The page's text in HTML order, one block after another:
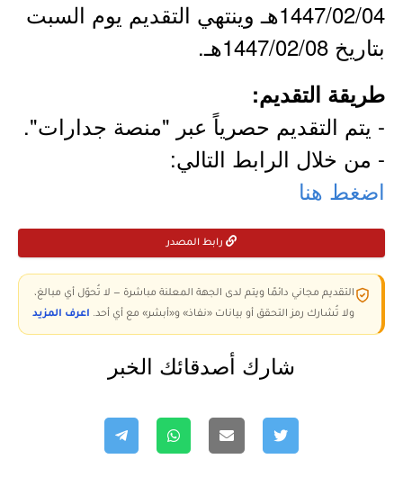
1447/02/04هـ وينتهي التقديم يوم السبت
بتاريخ 1447/02/08هـ.
طريقة التقديم:
- يتم التقديم حصرياً عبر "منصة جدارات".
- من خلال الرابط التالي:
اضغط هنا
رابط المصدر
التقديم مجاني دائمًا ويتم لدى الجهة المعلنة مباشرة — لا تُحوّل أي مبالغ،
ولا تُشارك رمز التحقق أو بيانات «نفاذ» و«أبشر» مع أي أحد. اعرف المزيد
شارك أصدقائك الخبر